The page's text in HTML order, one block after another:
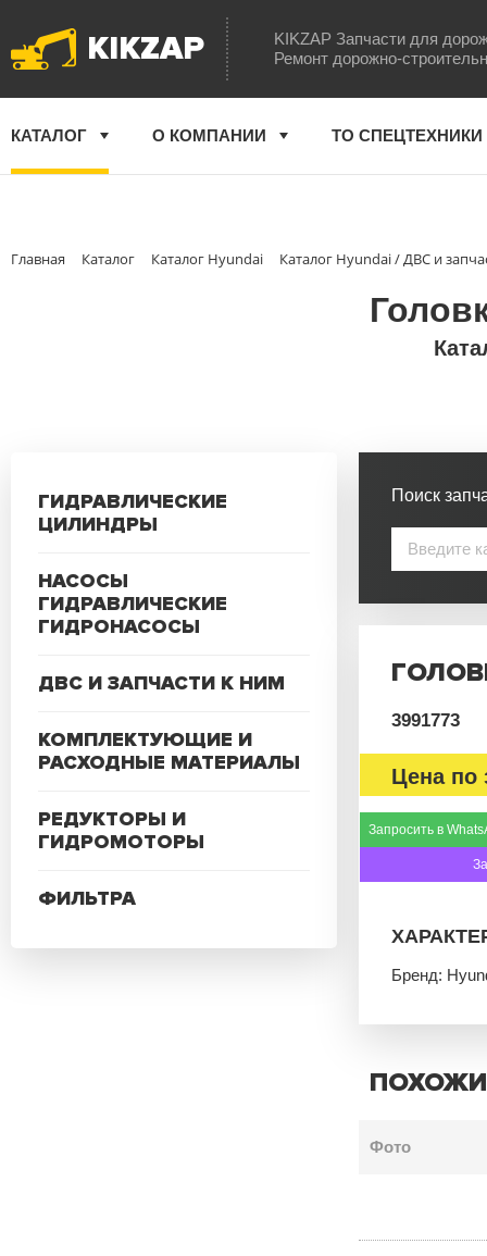
KIKZAP
KIKZAP Запчасти для
Ремонт дорожно-
КАТАЛОГ О КОМПАНИИ ТО СПЕЦТЕХНИКИ
Главная Каталог Каталог Hyundai Каталог Hyundai / ДВС и
ГИДРАВЛИЧЕСКИЕ
ЦИЛИНДРЫ
НАСОСЫ
ГИДРАВЛИЧЕСКИЕ
ГИДРОНАСОСЫ
ДВС И ЗАПЧАСТИ К НИМ
КОМПЛЕКТУЮЩИЕ И
РАСХОДНЫЕ МАТЕРИАЛЫ
РЕДУКТОРЫ И
ГИДРОМОТОРЫ
ФИЛЬТРА
Поиск
3991773
Цена по
Запросить в
Бренд:
Фото